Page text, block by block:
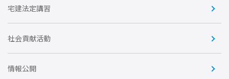
全住協ビジネスショップ
賛助会員
住宅・土地税制改正要望
優良事業表彰
宅建法定講習
社会貢献活動
情報公開